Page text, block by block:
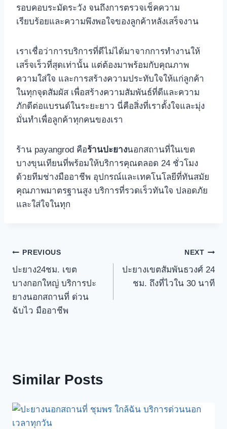
รอบคอบระมัดระวัง จนถึงการตรวจเช็คความ
เรียบร้อยและความพึงพอใจของลูกค้าหลังเสร็จงาน
เราเชื่อว่าการบริการที่ดีไม่ได้มาจากการทํางานให้
เสร็จเร็วที่สุดเท่านั้น แต่ต้องมาพร้อมกับคุณภาพ
ความใส่ใจ และการสร้างความประทับใจให้แก่ลูกค้า
ในทุกจุดสัมผัส เพื่อสร้างความสัมพันธ์ที่ดีและความ
ภักดีต่อแบรนด์ในระยะยาว นี่คือสิ่งที่เราตั้งใจและมุ่ง
มั่นทําเพื่อลูกค้าทุกคนของเรา
ร้าน payangrod คือร้านปะยางนอกสถานที่ในเขต
บางขุนเทียนที่พร้อมให้บริการคุณตลอด 24 ชั่วโมง
ด้วยทีมช่างมืออาชีพ อุปกรณ์และเทคโนโลยีที่ทันสมัย
คุณภาพมาตรฐานสูง บริการที่รวดเร็วทันใจ ปลอดภัย
และใส่ใจในทุก
Post
navigation
PREVIOUS
ปะยาง24ชม. เขต
บางกอกใหญ่ บริการปะ
ยางนอกสถานที่ ด่วน
ฉับไว มืออาชีพ
NEXT
ปะยางเขตสัมพันธวงศ์ 24
ชม. ถึงที่ไวใน 30 นาที
Similar Posts